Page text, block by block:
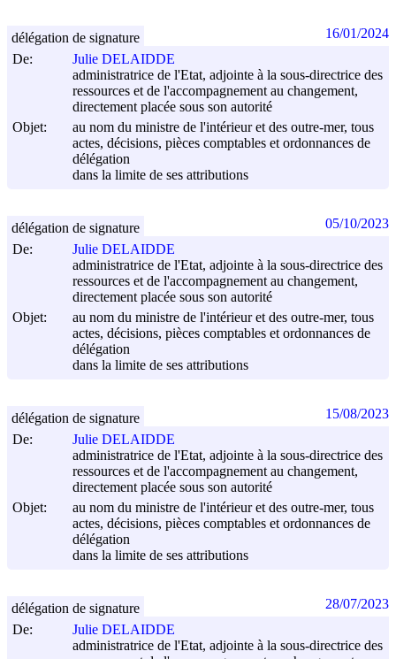
De:
Julie DELAIDDE
administratrice de l'Etat, adjointe à la sous-directrice des
ressources et de l'accompagnement au changement,
directement placée sous son autorité
Objet:
au nom du ministre de l'intérieur et des outre-mer, tous
actes, décisions, pièces comptables et ordonnances de
délégation
dans la limite de ses attributions
délégation de signature 16/01/2024
De:
Julie DELAIDDE
administratrice de l'Etat, adjointe à la sous-directrice des
ressources et de l'accompagnement au changement,
directement placée sous son autorité
Objet:
au nom du ministre de l'intérieur et des outre-mer, tous
actes, décisions, pièces comptables et ordonnances de
délégation
dans la limite de ses attributions
délégation de signature 05/10/2023
De:
Julie DELAIDDE
administratrice de l'Etat, adjointe à la sous-directrice des
ressources et de l'accompagnement au changement,
directement placée sous son autorité
Objet:
au nom du ministre de l'intérieur et des outre-mer, tous
actes, décisions, pièces comptables et ordonnances de
délégation
dans la limite de ses attributions
délégation de signature 15/08/2023
De:
Julie DELAIDDE
administratrice de l'Etat, adjointe à la sous-directrice des
délégation de signature 28/07/2023